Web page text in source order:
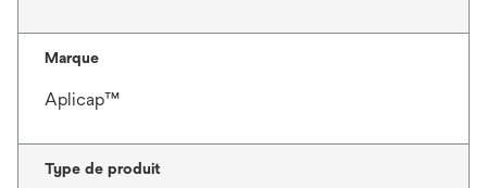
Marque
Aplicap™
Type de produit